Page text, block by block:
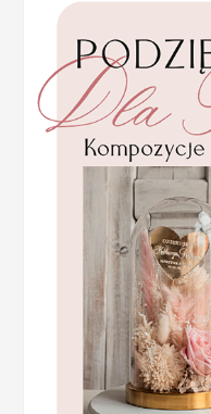
pamiątki dla gości
weselnych, mini słoiczek
miodek
4.50 PLN